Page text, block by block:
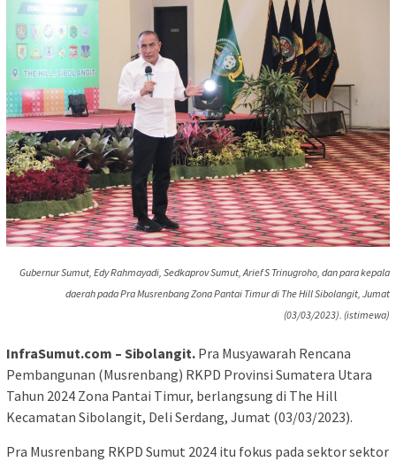
Gubernur Sumut, Edy Rahmayadi, Sedkaprov Sumut, Arief S Trinugroho, dan para kepala
daerah pada Pra Musrenbang Zona Pantai Timur di The Hill Sibolangit, Jumat
(03/03/2023). (istimewa)
InfraSumut.com – Sibolangit. Pra Musyawarah Rencana
Pembangunan (Musrenbang) RKPD Provinsi Sumatera Utara
Tahun 2024 Zona Pantai Timur, berlangsung di The Hill
Kecamatan Sibolangit, Deli Serdang, Jumat (03/03/2023).
Pra Musrenbang RKPD Sumut 2024 itu fokus pada sektor sektor